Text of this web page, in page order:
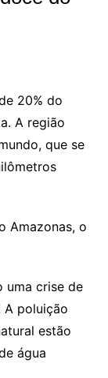
20% do
A região
que se
Amazonas, o
uma crise de
A poluição
estão
água